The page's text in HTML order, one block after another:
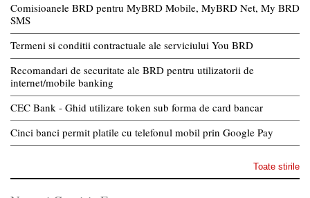
Comisioanele BRD pentru MyBRD Mobile, MyBRD Net, My BRD
SMS
Termeni si conditii contractuale ale serviciului You BRD
Recomandari de securitate ale BRD pentru utilizatorii de
internet/mobile banking
CEC Bank - Ghid utilizare token sub forma de card bancar
Cinci banci permit platile cu telefonul mobil prin Google Pay
Toate stirile